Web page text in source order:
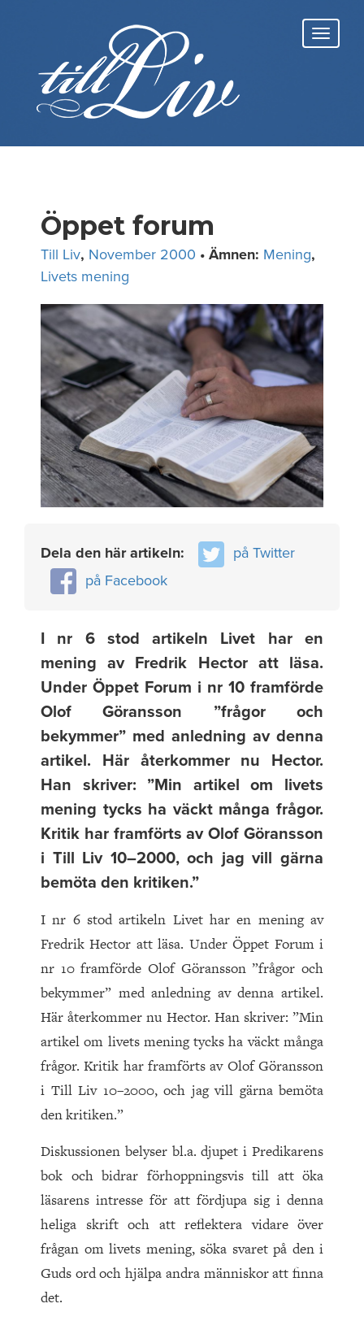
Öppet forum
Till Liv, November 2000 • Ämnen: Mening,
Livets mening
Dela den här artikeln:
på Twitter
på Facebook
I nr 6 stod artikeln Livet har en
mening av Fredrik Hector att läsa.
Under Öppet Forum i nr 10 framförde
Olof Göransson ”frågor och
bekymmer” med anledning av denna
artikel. Här återkommer nu Hector.
Han skriver: ”Min artikel om livets
mening tycks ha väckt många frågor.
Kritik har framförts av Olof Göransson
i Till Liv 10–2000, och jag vill gärna
bemöta den kritiken.”
I nr 6 stod artikeln Livet har en mening av
Fredrik Hector att läsa. Under Öppet Forum i
nr 10 framförde Olof Göransson ”frågor och
bekymmer” med anledning av denna artikel.
Här återkommer nu Hector. Han skriver: ”Min
artikel om livets mening tycks ha väckt många
frågor. Kritik har framförts av Olof Göransson
i Till Liv 10–2000, och jag vill gärna bemöta
den kritiken.”
Diskussionen belyser bl.a. djupet i Predikarens
bok och bidrar förhoppningsvis till att öka
läsarens intresse för att fördjupa sig i denna
heliga skrift och att reflektera vidare över
frågan om livets mening, söka svaret på den i
Guds ord och hjälpa andra människor att finna
det.